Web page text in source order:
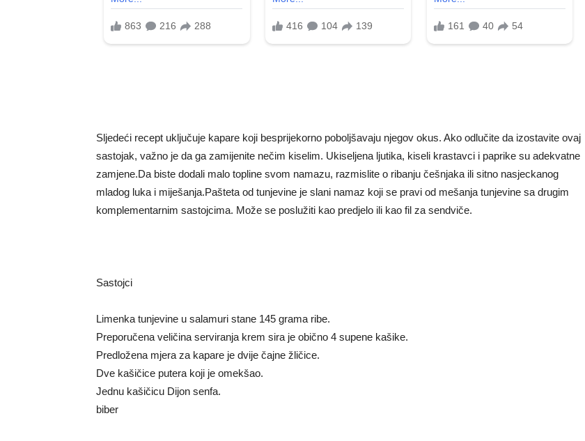
Sljedeći recept uključuje kapare koji besprijekorno poboljšavaju njegov okus. Ako odlučite da izostavite ovaj
sastojak, važno je da ga zamijenite nečim kiselim. Ukiseljena ljutika, kiseli krastavci i paprike su adekvatne
zamjene.Da biste dodali malo topline svom namazu, razmislite o ribanju češnjaka ili sitno nasjeckanog
mladog luka i miješanja.Pašteta od tunjevine je slani namaz koji se pravi od mešanja tunjevine sa drugim
komplementarnim sastojcima. Može se poslužiti kao predjelo ili kao fil za sendviče.
Sastojci
Limenka tunjevine u salamuri stane 145 grama ribe.
Preporučena veličina serviranja krem ​​sira je obično 4 supene kašike.
Predložena mjera za kapare je dvije čajne žličice.
Dve kašičice putera koji je omekšao.
Jednu kašičicu Dijon senfa.
biber